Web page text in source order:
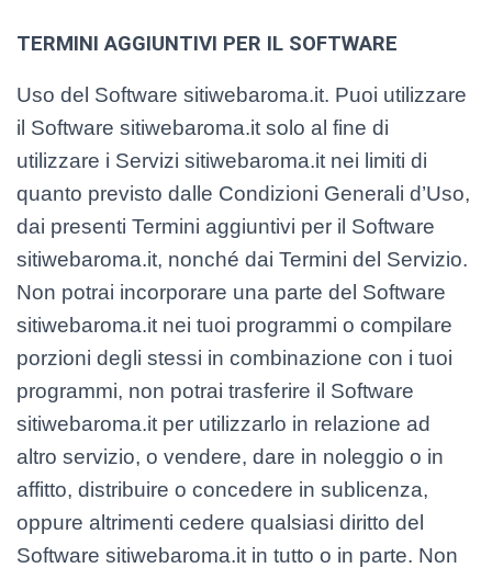
TERMINI AGGIUNTIVI PER IL SOFTWARE
Uso del Software sitiwebaroma.it. Puoi utilizzare
il Software sitiwebaroma.it solo al fine di
utilizzare i Servizi sitiwebaroma.it nei limiti di
quanto previsto dalle Condizioni Generali d’Uso,
dai presenti Termini aggiuntivi per il Software
sitiwebaroma.it, nonché dai Termini del Servizio.
Non potrai incorporare una parte del Software
sitiwebaroma.it nei tuoi programmi o compilare
porzioni degli stessi in combinazione con i tuoi
programmi, non potrai trasferire il Software
sitiwebaroma.it per utilizzarlo in relazione ad
altro servizio, o vendere, dare in noleggio o in
affitto, distribuire o concedere in sublicenza,
oppure altrimenti cedere qualsiasi diritto del
Software sitiwebaroma.it in tutto o in parte. Non